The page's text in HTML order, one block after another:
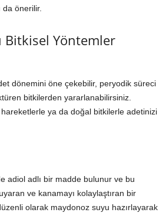
da önerilir.
Bitkisel Yöntemler
dönemini öne çekebilir, peryodik süreci
bitkilerden yararlanabilirsiniz.
ya da doğal bitkilerle adetinizi
adiol adlı bir madde bulunur ve bu
ve kanamayı kolaylaştıran bir
olarak maydonoz suyu hazırlayarak